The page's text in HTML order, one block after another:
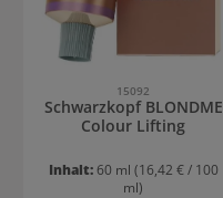
15092
Schwarzkopf BLONDME
Colour Lifting
Inhalt: 60 ml (16,42 € / 100
ml)